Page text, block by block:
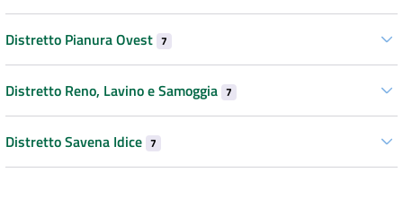
Distretto Pianura Ovest 7
Distretto Reno, Lavino e Samoggia 7
Distretto Savena Idice 7